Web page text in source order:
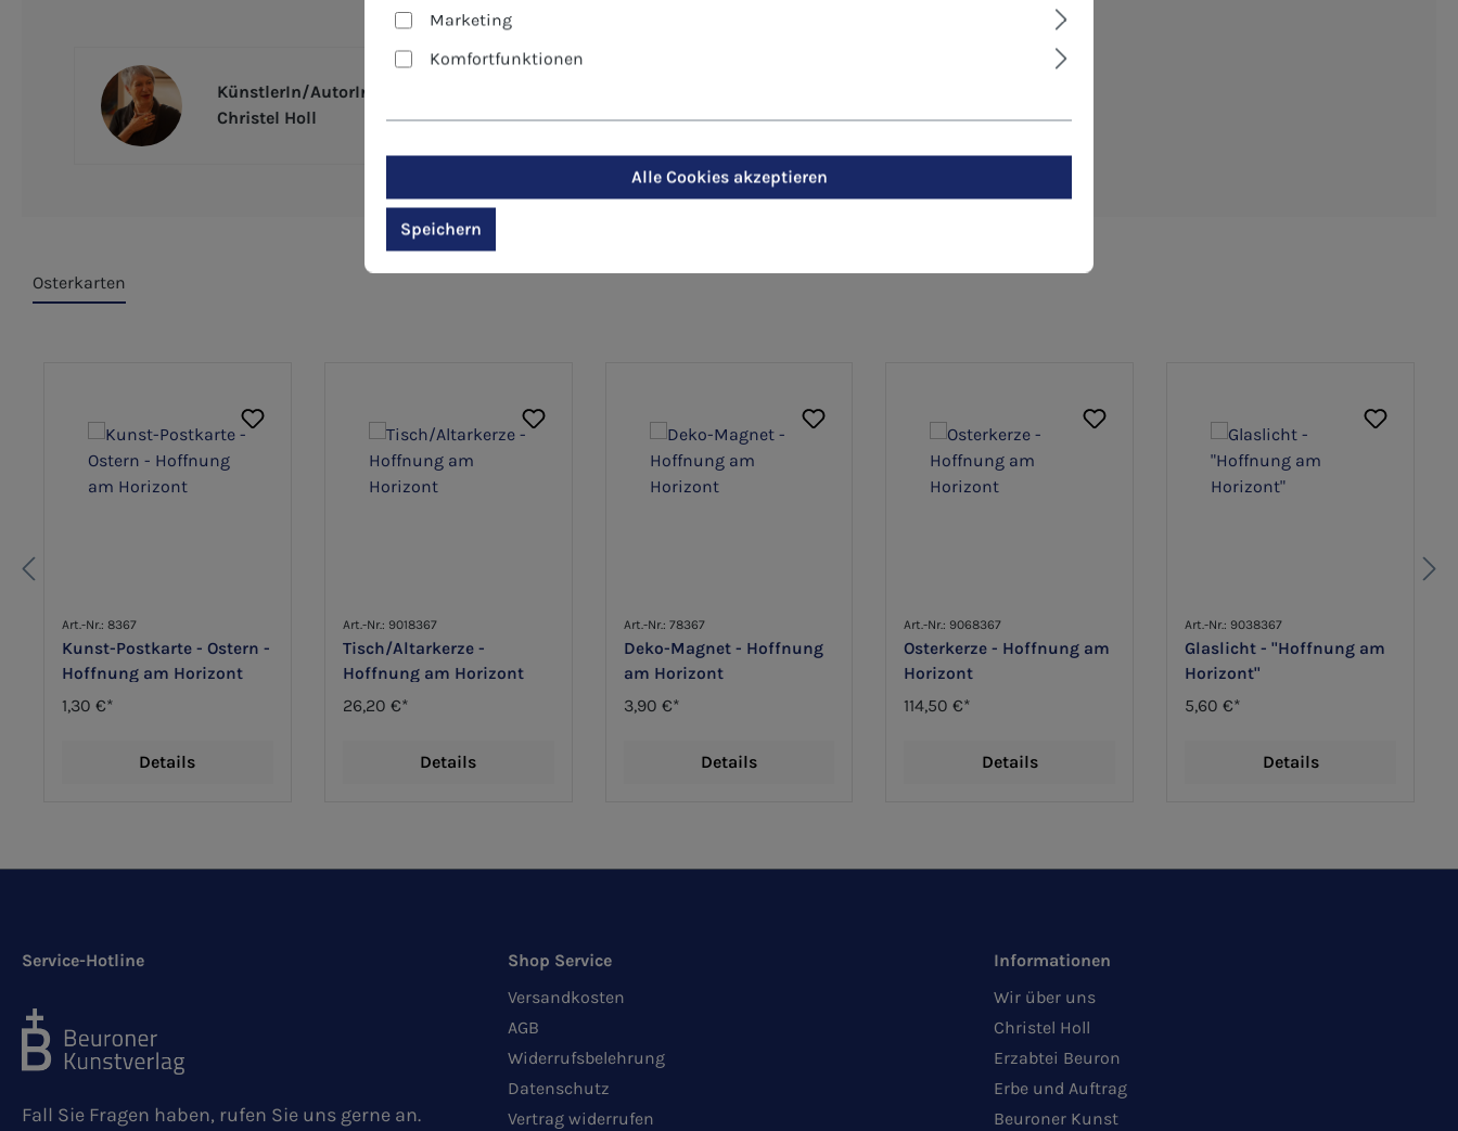
KünstlerIn/AutorIn
Christel Holl
Osterkarten
Art.-Nr.: 8367
Kunst-Postkarte - Ostern -
Hoffnung am Horizont
1,30 €*
Details
Art.-Nr.: 9018367
Tisch/Altarkerze -
Hoffnung am Horizont
26,20 €*
Details
Art.-Nr.: 78367
Deko-Magnet - Hoffnung
am Horizont
3,90 €*
Details
Art.-Nr.: 9068367
Osterkerze - Hoffnung am
Horizont
114,50 €*
Details
Art.-Nr.: 9038367
Glaslicht - "Hoffnung am
Horizont"
5,60 €*
Details
Service-Hotline
Fall Sie Fragen haben, rufen Sie uns gerne an.
Shop Service
Versandkosten
AGB
Widerrufsbelehrung
Datenschutz
Vertrag widerrufen
Informationen
Wir über uns
Christel Holl
Erzabtei Beuron
Erbe und Auftrag
Beuroner Kunst
Marketing
Komfortfunktionen
Alle Cookies akzeptieren
Speichern